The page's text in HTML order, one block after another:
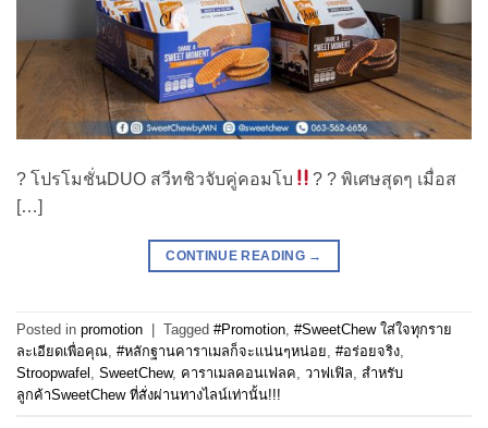
? โปรโมชั่นDUO สวีทชิวจับคู่คอมโบ
? ? พิเศษสุดๆ เมื่อส
[…]
CONTINUE READING →
Posted in promotion Tagged #Promotion, #SweetChew ใส่ใจทุกราย
ละเอียดเพื่อคุณ, #หลักฐานคาราเมลก็จะแน่นๆหน่อย, #อร่อยจริง,
Stroopwafel , SweetChew, คาราเมลคอนเฟลค, วาฟเฟิล, สำหรับ
ลูกค้าSweetChew ที่สั่งผ่านทางไลน์เท่านั้น!!!